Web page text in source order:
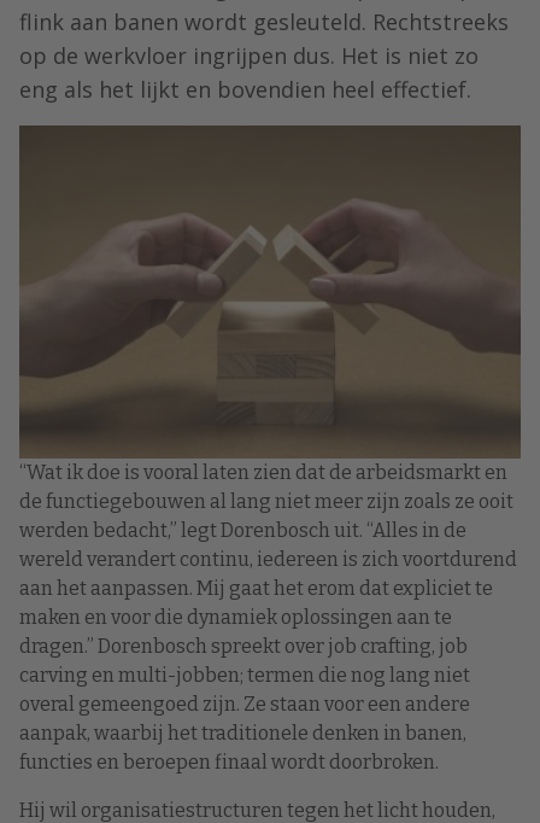
flink aan banen wordt gesleuteld. Rechtstreeks
op de werkvloer ingrijpen dus. Het is niet zo
eng als het lijkt en bovendien heel effectief.
“Wat ik doe is vooral laten zien dat de arbeidsmarkt en
de functiegebouwen al lang niet meer zijn zoals ze ooit
werden bedacht,” legt Dorenbosch uit. “Alles in de
wereld verandert continu, iedereen is zich voortdurend
aan het aanpassen. Mij gaat het erom dat expliciet te
maken en voor die dynamiek oplossingen aan te
dragen.” Dorenbosch spreekt over job crafting, job
carving en multi-jobben; termen die nog lang niet
overal gemeengoed zijn. Ze staan voor een andere
aanpak, waarbij het traditionele denken in banen,
functies en beroepen finaal wordt doorbroken.
Hij wil organisatiestructuren tegen het licht houden,